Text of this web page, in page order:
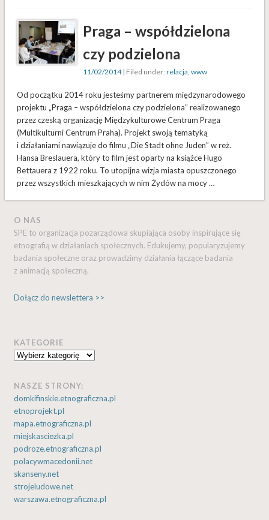
Praga – współdzielona
czy podzielona
11/02/2014| Filed under:relacja ,www
Od początku 2014 roku jesteśmy partnerem międzynarodowego
projektu „Praga – współdzielona czy podzielona” realizowanego
przez czeską organizację Międzykulturowe Centrum Praga
(Multikulturni Centrum Praha). Projekt swoją tematyką
i działaniami nawiązuje do filmu „Die Stadt ohne Juden” w reż.
Hansa Breslauera, który to film jest oparty na książce Hugo
Bettauera z 1922 roku. To utopijna wizja miasta opuszczonego
przez wszystkich mieszkających w nim Żydów na mocy …
O NAS
SPE to organizacja pozarządowa skupiająca osoby inspirujące się
etnografią w działaniach społecznych. Edukujemy, popularyzujemy
badania społeczne oraz prowadzimy działania łączące badania
z animacją społeczną.
Dołącz do newslettera >>
KATEGORIE
Kategorie
NASZE STRONY:
domkifinskie.etnograficzna.pl
etnoprojekt.pl
mapa.etnograficzna.pl
miejskasciezka.pl
podroze.etnograficzna.pl
polacywmacedonii.net
skanseny.net
strojeludowe.net
warszawa.etnograficzna.pl